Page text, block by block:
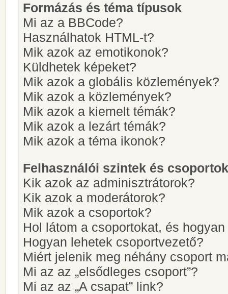
Formázás és téma típusok
Mi az a BBCode?
Használhatok HTML-t?
Mik azok az emotikonok?
Küldhetek képeket?
Mik azok a globális közlemények?
Mik azok a közlemények?
Mik azok a kiemelt témák?
Mik azok a lezárt témák?
Mik azok a téma ikonok?
Felhasználói szintek és csoportok
Kik azok az adminisztrátorok?
Kik azok a moderátorok?
Mik azok a csoportok?
Hol látom a csoportokat, és
Hogyan lehetek csoportvezető?
Miért jelenik meg néhány csoport
Mi az az „elsődleges csoport”?
Mi az az „A csapat” link?